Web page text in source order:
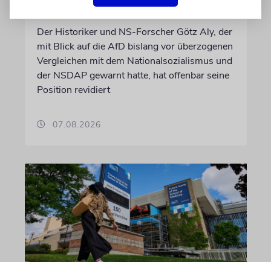
und Mordphantasien«
Der Historiker und NS-Forscher Götz Aly, der
mit Blick auf die AfD bislang vor überzogenen
Vergleichen mit dem Nationalsozialismus und
der NSDAP gewarnt hatte, hat offenbar seine
Position revidiert
07.08.2026